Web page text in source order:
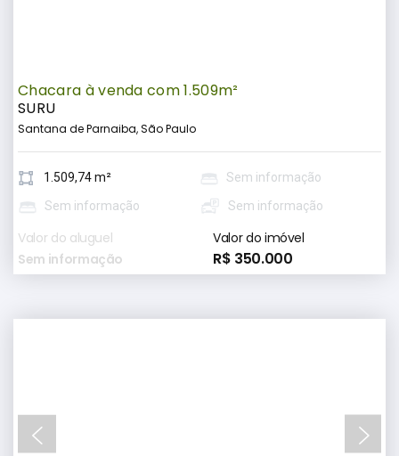
Chacara à venda com 1.509m²
SURU
Santana de Parnaiba, São Paulo
1.509,74 m²
Sem informação
Sem informação
Sem informação
Valor do aluguel
Sem informação
Valor do imóvel
R$ 350.000